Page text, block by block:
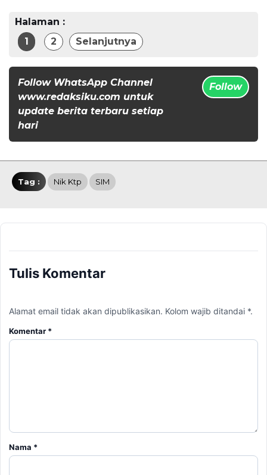
Halaman :
1
2 Selanjutnya
Follow WhatsApp Channel
www.redaksiku.com untuk
update berita terbaru setiap
hari
Follow
Tag : Nik Ktp SIM
Tulis Komentar